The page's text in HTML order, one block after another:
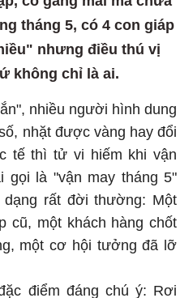
tháng 5, có 4 con giáp
nhưng điều thú vị
không chỉ là ai.
nhiều người hình dung
nhặt được vàng hay đổi
tế thì tử vi hiếm khi vận
gọi là "vận may tháng 5"
rất đời thường: Một
cũ, một khách hàng chốt
một cơ hội tưởng đã lỡ
điểm đáng chú ý: Rơi